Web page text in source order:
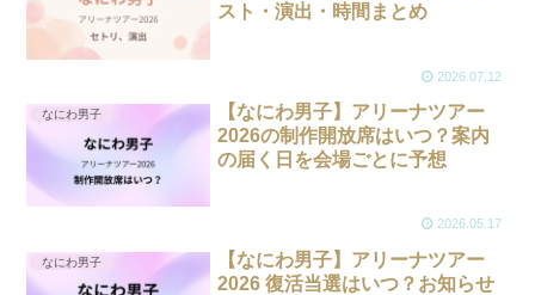
スト・演出・時間まとめ
2026.07.12
なにわ男子
【なにわ男子】アリーナツアー
2026の制作開放席はいつ？案内
の届く日を会場ごとに予想
2026.05.17
なにわ男子
【なにわ男子】アリーナツアー
2026 復活当選はいつ？お知らせ